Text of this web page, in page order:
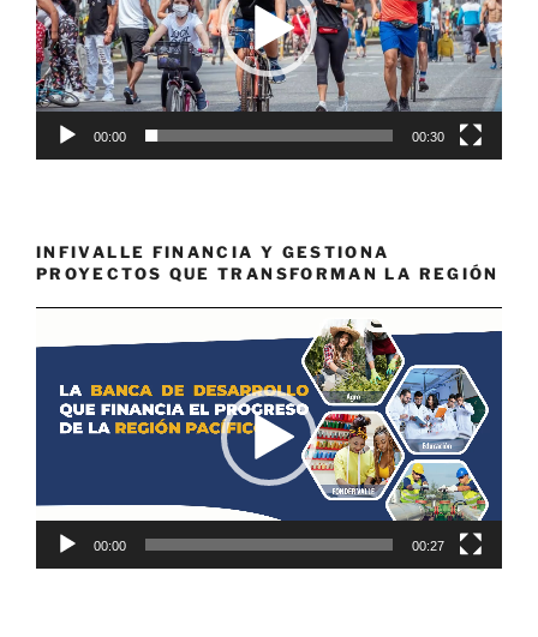
00:00 00:30
INFIVALLE FINANCIA Y GESTIONA
PROYECTOS QUE TRANSFORMAN LA REGIÓN
de
00:00 00:27